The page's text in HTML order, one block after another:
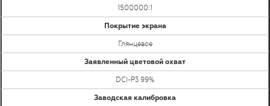
1500000:1
Покрытие экрана
Глянцевое
Заявленный цветовой охват
DCI-P3 99%
Заводская калибровка